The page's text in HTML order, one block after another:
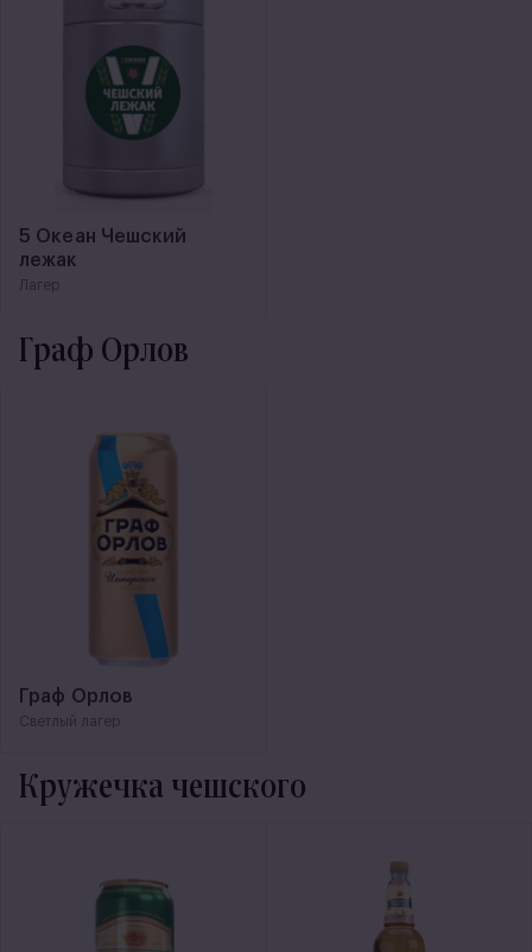
5 Океан Чешский
лежак
Лагер
Граф Орлов
Граф Орлов
Светлый лагер
Кружечка чешского